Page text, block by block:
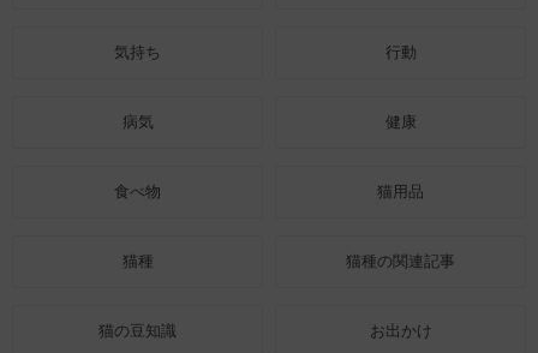
気持ち 行動
病気 健康
食べ物 猫用品
猫種 猫種の関連記事
猫の豆知識 お出かけ